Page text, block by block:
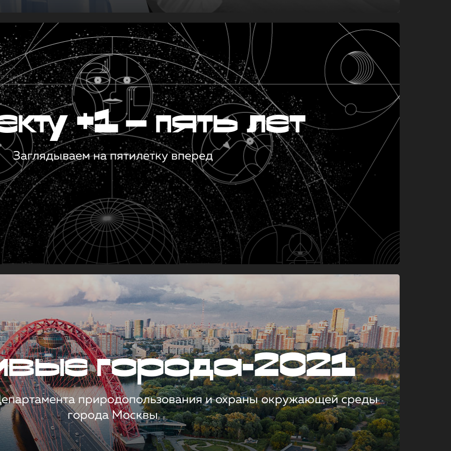
+1 — пять лет
Заглядываем на пятилетку вперед
города-2021
природопользования и охраны окружающей среды
города Москвы